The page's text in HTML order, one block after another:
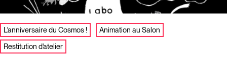
L'anniversaire du Cosmos !
Animation au Salon
Restitution d'atelier